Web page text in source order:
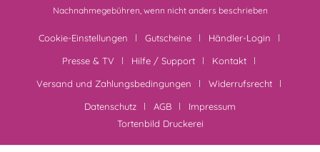
Nachnahmegebühren, wenn nicht anders beschrieben
Cookie-Einstellungen Gutscheine
Händler-Login
Presse & TV
Hilfe / Support
Kontakt
Versand und Zahlungsbedingungen
Widerrufsrecht
Datenschutz
AGB
Impressum
Tortenbild Druckerei